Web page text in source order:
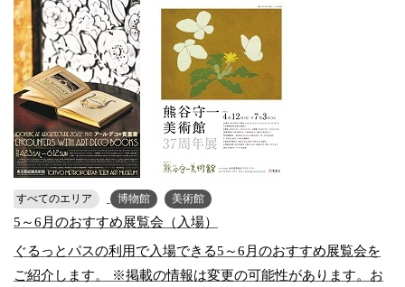
すべてのエリア 博物館 美術館
5～6月のおすすめ展覧会（入場）
ぐるっとパスの利用で入場できる5～6月のおすすめ展覧会を
ご紹介します。 ※掲載の情報は変更の可能性があります。お